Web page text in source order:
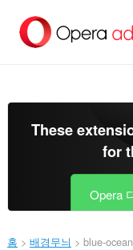
건
These
for
Opera
홈 배경무늬 blue-ocean‎